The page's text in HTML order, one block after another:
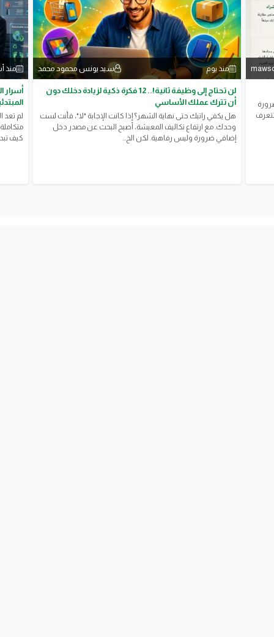
منذ يوم سيد يونس محمود محمد
لن تحتاج إلى وظيفة ثانية!.. 12 فكرة ذكية لزيادة دخلك دون
أن تترك عملك الأساسي
هل يكفي راتبك حتى نهاية الشهر؟ إذا كانت الإجابة "لا"، فأنت لست
وحدك. مع ارتفاع تكاليف المعيشة، أصبح البحث عن مصدر دخل
إضافي ضرورة وليس رفاهية. لكن الخ...
منذ
لم تعد
كيف